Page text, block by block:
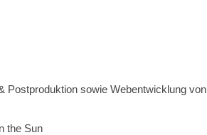
Postproduktion sowie Webentwicklung von
the Sun